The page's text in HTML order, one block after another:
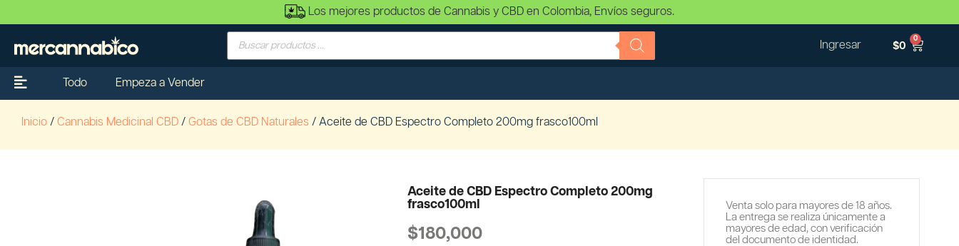
Los mejores productos de Cannabis y CBD en Colombia, Envíos seguros.
Ingresar $0
0
Todo Empeza a Vender
Inicio / Cannabis Medicinal CBD / Gotas de CBD Naturales / Aceite de CBD Espectro Completo 200mg frasco100ml
Aceite de CBD Espectro Completo 200mg
frasco100ml
$180,000
Venta solo para mayores de 18 años.
La entrega se realiza únicamente a
mayores de edad, con verificación
del documento de identidad.